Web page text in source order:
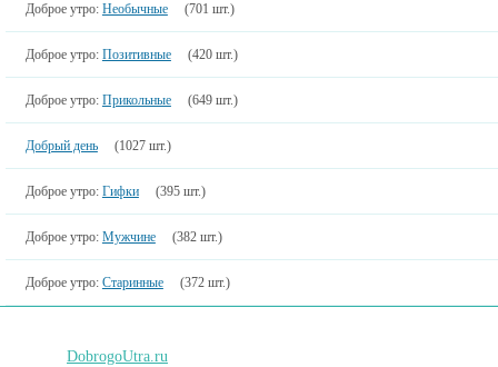
Доброе утро: Необычные (701 шт.)
Доброе утро: Позитивные (420 шт.)
Доброе утро: Прикольные (649 шт.)
Добрый день (1027 шт.)
Доброе утро: Гифки (395 шт.)
Доброе утро: Мужчине (382 шт.)
Доброе утро: Старинные (372 шт.)
DobrogoUtra.ru